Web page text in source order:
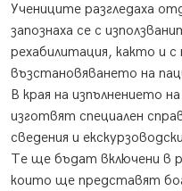
Учениците разгледаха
запознаха се с
рехабилитация, както и
възстановяването на
В края на изпълнението
изготвят специален
сведения и
Те ще бъдат включени в
които ще представят